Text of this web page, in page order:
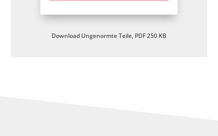
Download Ungenormte Teile, PDF 250 KB